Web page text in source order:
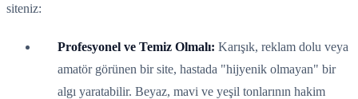
siteniz:
Profesyonel ve Temiz Olmalı: Karışık, reklam dolu veya
amatör görünen bir site, hastada "hijyenik olmayan" bir
algı yaratabilir. Beyaz, mavi ve yeşil tonlarının hakim